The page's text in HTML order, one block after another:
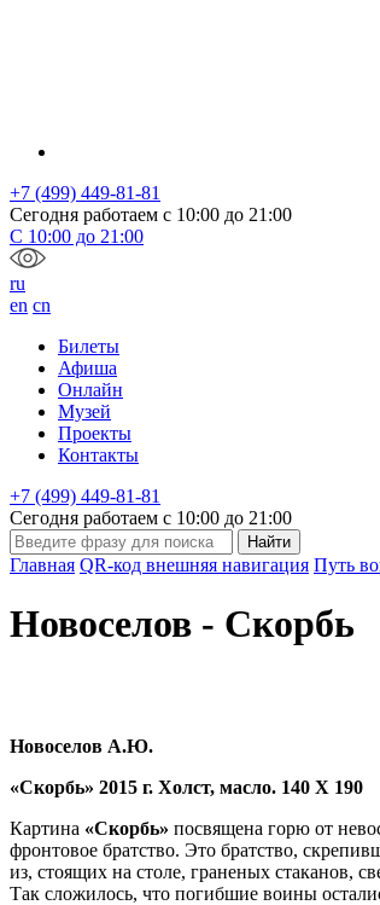
+7 (499) 449-81-81
Сегодня работаем с 10:00 до 21:00
С 10:00 до 21:00
ru
en cn
Билеты
Афиша
Онлайн
Музей
Проекты
Контакты
+7 (499) 449-81-81
Сегодня работаем с 10:00 до 21:00
Главная QR-код внешняя навигация Путь
Новоселов - Скорбь
Новоселов А.Ю.
«Скорбь» 2015 г. Холст, масло. 140 Х 190
Картина «Скорбь» посвящена горю от
фронтовое братство. Это братство,
из, стоящих на столе, граненых стаканов,
Так сложилось, что погибшие воины